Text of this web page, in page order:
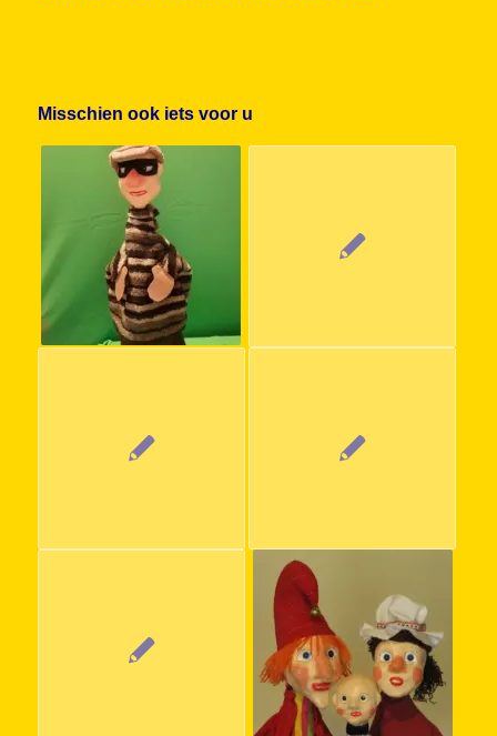
Misschien ook iets voor u